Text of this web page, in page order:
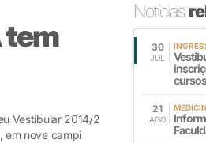
tem
Vestibular 2014/2
em nove campi
Notícias
30
JUL
21
AGO